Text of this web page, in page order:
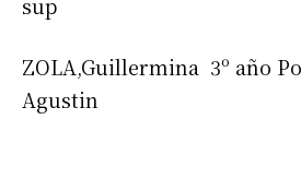
sup
ZOLA,Guillermina 3º año
Agustin